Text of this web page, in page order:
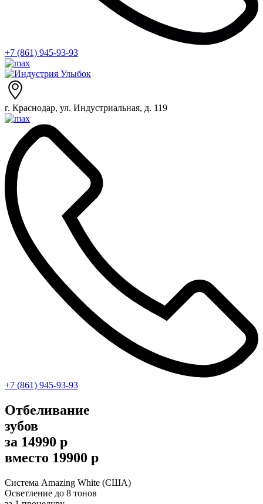
+7 (861) 945-93-93
г. Краснодар, ул. Индустриальная, д. 119
+7 (861) 945-93-93
Отбеливание
зубов
за 14990 р
вместо 19900 р
Система Amazing White (США)
Осветление до 8 тонов